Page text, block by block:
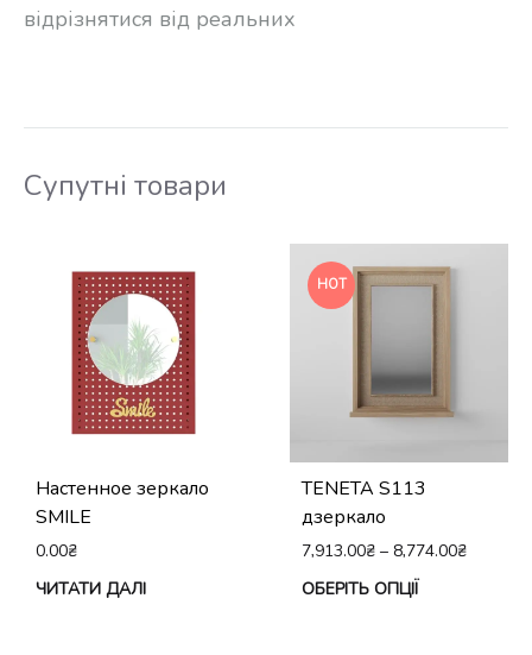
відрізнятися від реальних
Супутні товари
Настенное зеркало
SMILE
0.00₴
ЧИТАТИ ДАЛІ
HOT
TENETA S113
дзеркало
7,913.00₴ – 8,774.00₴
ОБЕРІТЬ ОПЦІЇ